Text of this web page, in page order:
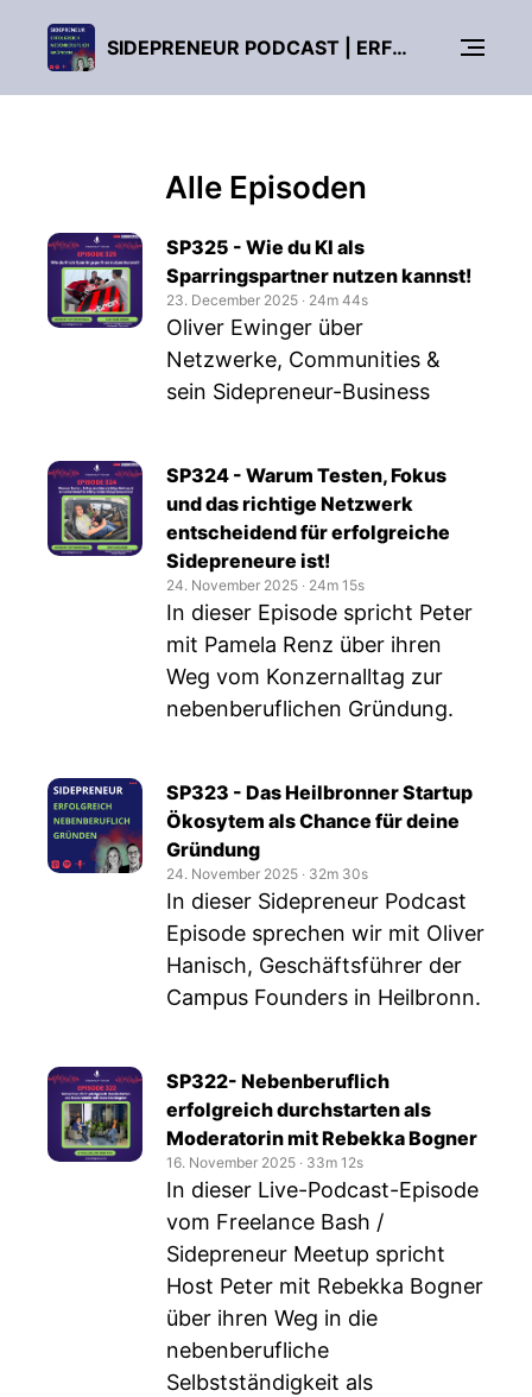
SIDEPRENEUR PODCAST | ERFOLGREICH NEBENBERUFLICH GRÜNDEN!
Alle Episoden
SP325 - Wie du KI als
Sparringspartner nutzen kannst!
23. December 2025 ‧ 24m 44s
Oliver Ewinger über
Netzwerke, Communities &
sein Sidepreneur-Business
SP324 - Warum Testen, Fokus
und das richtige Netzwerk
entscheidend für erfolgreiche
Sidepreneure ist!
24. November 2025 ‧ 24m 15s
In dieser Episode spricht Peter
mit Pamela Renz über ihren
Weg vom Konzernalltag zur
nebenberuflichen Gründung.
SP323 - Das Heilbronner Startup
Ökosytem als Chance für deine
Gründung
24. November 2025 ‧ 32m 30s
In dieser Sidepreneur Podcast
Episode sprechen wir mit Oliver
Hanisch, Geschäftsführer der
Campus Founders in Heilbronn.
SP322- Nebenberuflich
erfolgreich durchstarten als
Moderatorin mit Rebekka Bogner
16. November 2025 ‧ 33m 12s
In dieser Live-Podcast-Episode
vom Freelance Bash /
Sidepreneur Meetup spricht
Host Peter mit Rebekka Bogner
über ihren Weg in die
nebenberufliche
Selbstständigkeit als